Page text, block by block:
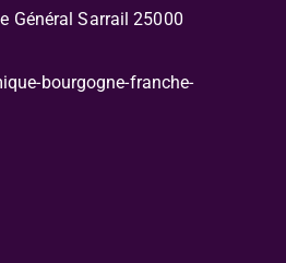
Général Sarrail 25000
bourgogne-franche-